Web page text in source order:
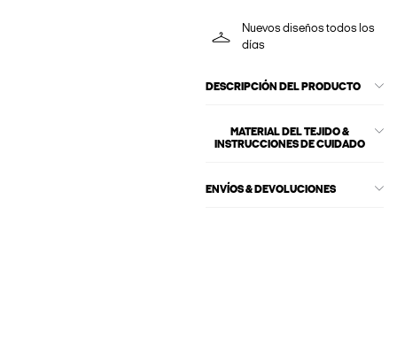
Nuevos diseños todos los
días
DESCRIPCIÓN DEL PRODUCTO
MATERIAL DEL TEJIDO &
INSTRUCCIONES DE CUIDADO
ENVÍOS & DEVOLUCIONES